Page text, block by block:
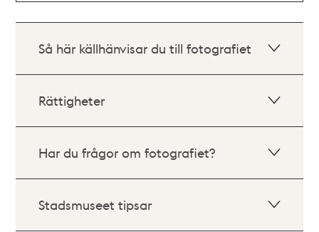
Så här källhänvisar du till fotografiet
Rättigheter
Har du frågor om fotografiet?
Stadsmuseet tipsar